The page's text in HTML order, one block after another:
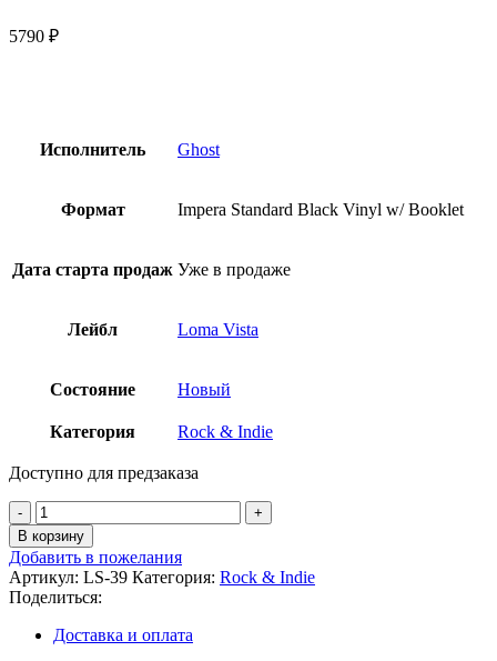
5790 ₽
Исполнитель Ghost
Формат Impera Standard Black Vinyl w/ Booklet
Дата старта продаж Уже в продаже
Лейбл Loma Vista
Состояние Новый
Категория Rock & Indie
Доступно для предзаказа
В корзину
Добавить в пожелания
Артикул: LS-39 Категория: Rock & Indie
Поделиться:
Доставка и оплата